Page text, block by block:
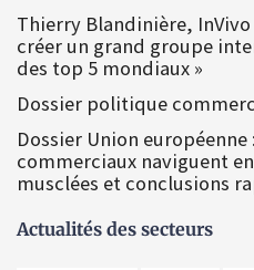
Thierry Blandinière,
créer un grand groupe
des top 5 mondiaux »
Dossier politique
Dossier Union
commerciaux naviguent
musclées et conclusions
Actualités des secteurs